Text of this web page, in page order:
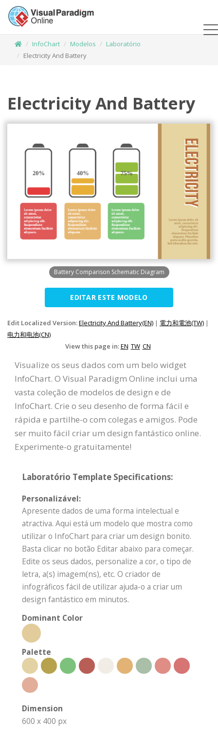
InfoChart Modelos
Laboratório
Electricity And Battery
Electricity And Battery
Battery Comparison Schematic Diagram
EDITAR ESTE MODELO
Edit Localized Version:Electricity And Battery(EN) | 電力和電池(TW) |
电力和电池(CN)
View this page in:EN TW CN
Visualize os seus dados com um belo widget
InfoChart. O Visual Paradigm Online inclui uma
vasta coleção de modelos de design e de
InfoChart. Crie o seu desenho de forma fácil e
rápida e partilhe-o com colegas e amigos. Pode
ser muito fácil criar um design fantástico online.
Experimente-o gratuitamente!
Laboratório Template Specifications:
Personalizável:
Apresente dados de uma forma intelectual e
atractiva. Aqui está um modelo que mostra como
utilizar o InfoChart para criar um design bonito.
Basta clicar no botão Editar abaixo para começar.
Edite os seus dados, personalize a cor, o tipo de
letra, a(s) imagem(ns), etc. O criador de
infográficos fácil de utilizar ajuda-o a criar um
design fantástico em minutos.
Dominant Color
Palette
Dimension
600 x 400 px